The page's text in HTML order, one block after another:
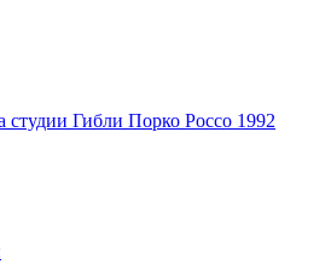
студии Гибли Порко Россо 1992